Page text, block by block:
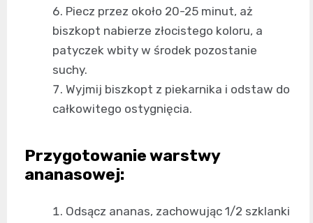
Piecz przez około 20-25 minut, aż
biszkopt nabierze złocistego koloru, a
patyczek wbity w środek pozostanie
suchy.
Wyjmij biszkopt z piekarnika i odstaw do
całkowitego ostygnięcia.
Przygotowanie warstwy
ananasowej:
Odsącz ananas, zachowując 1/2 szklanki